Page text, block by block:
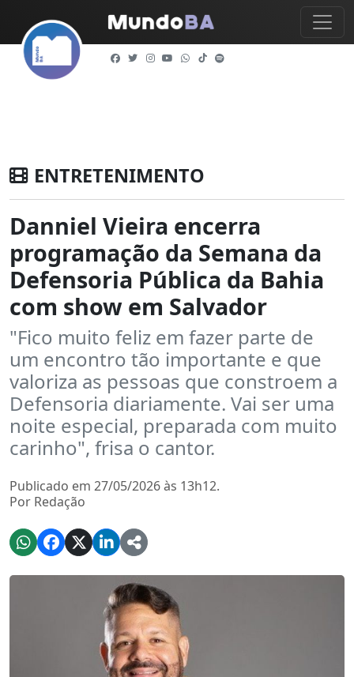
ENTRETENIMENTO
Danniel Vieira encerra
programação da Semana da
Defensoria Pública da Bahia
com show em Salvador
"Fico muito feliz em fazer parte de
um encontro tão importante e que
valoriza as pessoas que constroem a
Defensoria diariamente. Vai ser uma
noite especial, preparada com muito
carinho", frisa o cantor.
Publicado em 27/05/2026 às 13h12.
Por Redação